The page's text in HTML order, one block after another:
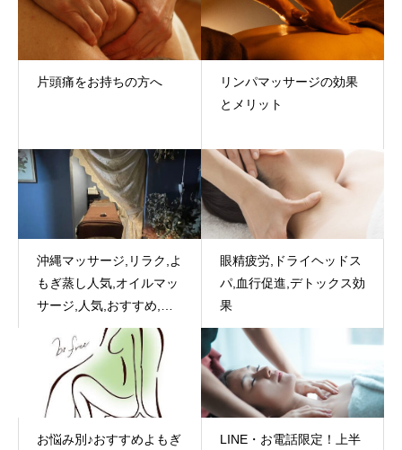
片頭痛をお持ちの方へ
リンパマッサージの効果
とメリット
沖縄マッサージ,リラク,よ
もぎ蒸し人気,オイルマッ
サージ,人気,おすすめ,那
relaxation,massage,nail,flower
眼精疲労,ドライヘッドス
パ,血行促進,デトックス効
果
お悩み別♪おすすめよもぎ
LINE・お電話限定！上半